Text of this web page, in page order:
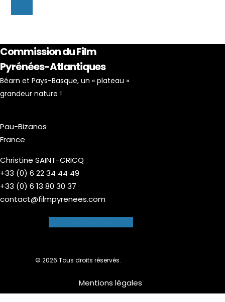
Commission du Film
Pyrénées-Atlantiques
Béarn et Pays-Basque, un « plateau »
grandeur nature !
Pau-Bizanos
France
Christine SAINT-CRICQ
+33 (0) 6 22 34 44 49
+33 (0) 6 13 80 30 37
contact@filmpyrenees.com
© 2026 Tous droits réservés.
Mentions légales